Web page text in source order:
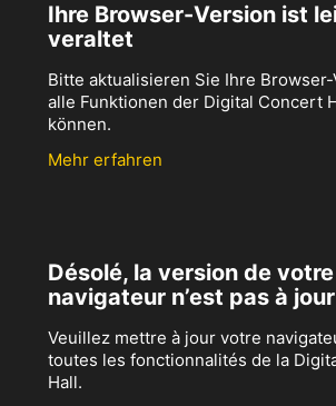
Ihre Browser-Version ist
veraltet
Bitte aktualisieren Sie Ihre Browser-
alle Funktionen der Digital Concert
können.
Mehr erfahren
Désolé, la version de votre
navigateur n’est pas à jour
Veuillez mettre à jour votre
toutes les fonctionnalités de la
Hall.